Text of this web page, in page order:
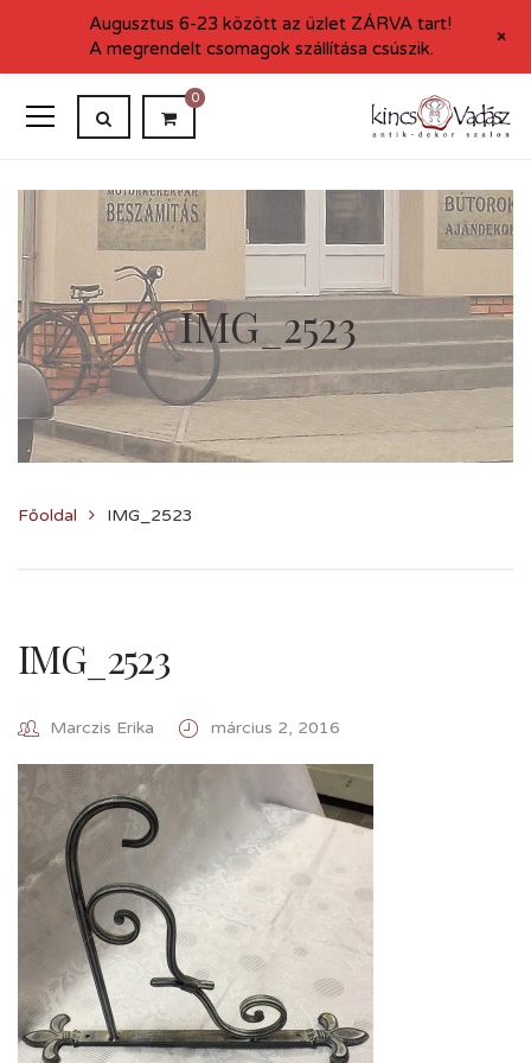
0
IMG_2523
Főoldal IMG_2523
IMG_2523
Marczis Erika március 2, 2016
Augusztus 6-23 között az üzlet ZÁRVA tart!
A megrendelt csomagok szállítása csúszik.
+